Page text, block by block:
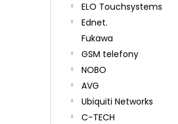
ELO Touchsystems
Ednet.
Fukawa
GSM telefony
NOBO
AVG
Ubiquiti Networks
C-TECH